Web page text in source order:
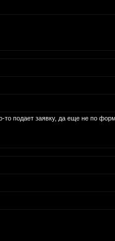
то подает заявку, да еще не по